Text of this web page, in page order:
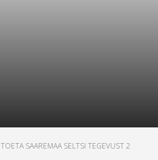
TOETA SAAREMAA SELTSI TEGEVUST 2